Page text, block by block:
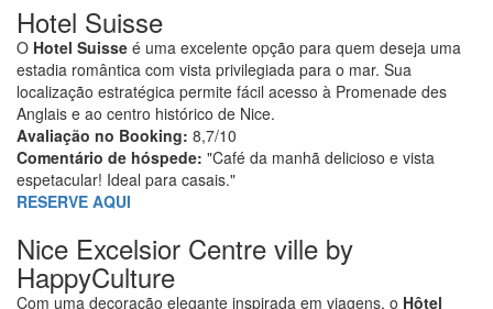
Hotel Suisse
O Hotel Suisse é uma excelente opção para quem deseja uma
estadia romântica com vista privilegiada para o mar. Sua
localização estratégica permite fácil acesso à Promenade des
Anglais e ao centro histórico de Nice.
Avaliação no Booking: 8,7/10
Comentário de hóspede: "Café da manhã delicioso e vista
espetacular! Ideal para casais."
RESERVE AQUI
Nice Excelsior Centre ville by
HappyCulture
Com uma decoração elegante inspirada em viagens, o Hôtel